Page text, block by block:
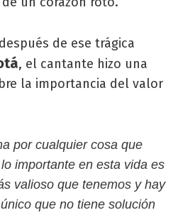
de ese trágica
, el cantante hizo una
la importancia del valor
por cualquier cosa que
importante en esta vida es
valioso que tenemos y hay
que no tiene solución